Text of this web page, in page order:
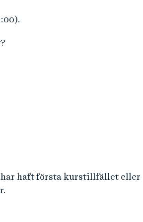
haft första kurstillfället eller